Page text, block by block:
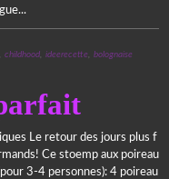
childhood, ideerecette, bolognaise
Le retour des jours plus f
Ce stoemp aux poireau
3-4 personnes): 4 poireau